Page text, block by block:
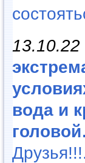
13.10.22
вода и